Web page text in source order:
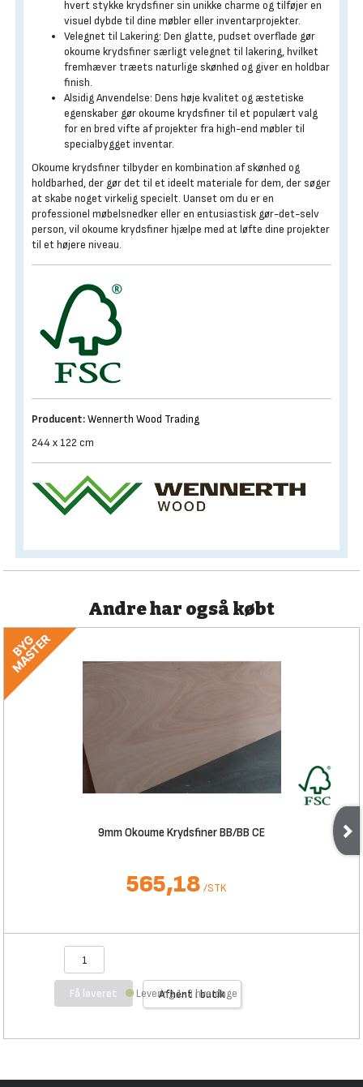
hvert stykke krydsfiner sin unikke charme og tilføjer en
visuel dybde til dine møbler eller inventarprojekter.
Velegnet til Lakering: Den glatte, pudset overflade gør
okoume krydsfiner særligt velegnet til lakering, hvilket
fremhæver træets naturlige skønhed og giver en holdbar
finish.
Alsidig Anvendelse: Dens høje kvalitet og æstetiske
egenskaber gør okoume krydsfiner til et populært valg
for en bred vifte af projekter fra high-end møbler til
specialbygget inventar.
Okoume krydsfiner tilbyder en kombination af skønhed og
holdbarhed, der gør det til et ideelt materiale for dem, der søger
at skabe noget virkelig specielt. Uanset om du er en
professionel møbelsnedker eller en entusiastisk gør-det-selv
person, vil okoume krydsfiner hjælpe med at løfte dine projekter
til et højere niveau.
Producent:Wennerth Wood Trading
244 x 122 cm
Andre har også købt
9mm Okoume Krydsfiner BB/BB CE
565,18 /STK
Få leveret Afhent i butik
Levering 1-3 hverdage